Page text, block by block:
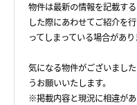
物件は最新の情報を記載す
した際にあわせてご紹介を
ってしまっている場合があり
気になる物件がございまし
うお願いいたします。
※掲載内容と現況に相違が